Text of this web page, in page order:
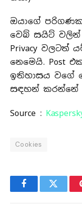
ඔයාගේ
වෙබ් සයිට් වලින්
Privacy වලටත්
නෙමෙයි. Post
ඉතිහාසය වගේ
සඳහන් කරන්නේ
Source :
Cookies
FacebookTwitter